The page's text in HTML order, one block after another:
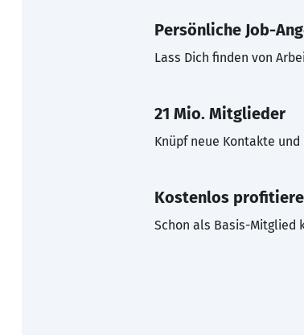
Persönliche Job-
Lass Dich finden von
21 Mio. Mitglieder
Knüpf neue Kontakte
Kostenlos
Schon als Basis-Mitglied